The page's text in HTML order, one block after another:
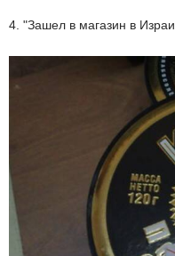
4. "Зашел в магазин в